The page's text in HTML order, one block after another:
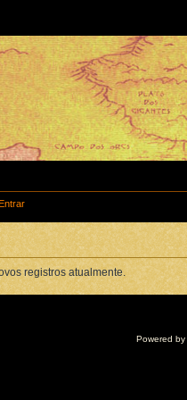
registros atualmente.
Powered by